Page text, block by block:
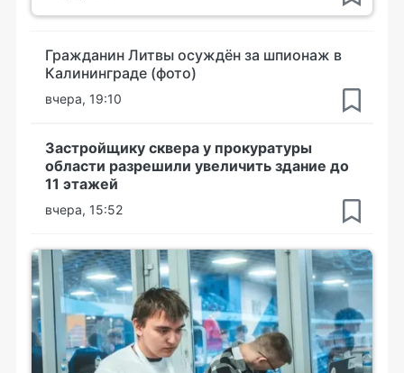
Гражданин Литвы осуждён за шпионаж в
Калининграде (фото)
вчера, 19:10
Застройщику сквера у прокуратуры
области разрешили увеличить здание до
11 этажей
вчера, 15:52